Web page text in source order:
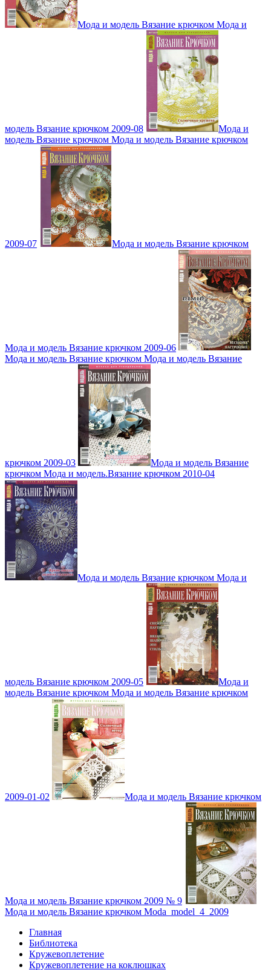
Мода и модель Вязание крючком Мода и
модель Вязание крючком 2009-08
Мода и
модель Вязание крючком Мода и модель Вязание крючком
2009-07 Мода и модель Вязание крючком
Мода и модель Вязание крючком 2009-06
Мода и модель Вязание крючком Мода и модель Вязание
крючком 2009-03
Мода и модель Вязание
крючком Мода и модель.Вязание крючком 2010-04
Мода и модель Вязание крючком Мода и
модель Вязание крючком 2009-05
Мода и
модель Вязание крючком Мода и модель Вязание крючком
2009-01-02 Мода и модель Вязание крючком
Мода и модель Вязание крючком 2009 № 9
Мода и модель Вязание крючком Moda_model_4_2009
Главная
Библиотека
Кружевоплетение
Кружевоплетение на коклюшках